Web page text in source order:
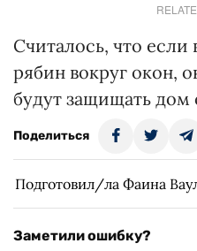
Считалось, что если
рябин вокруг окон,
будут защищать дом
Поделиться
Подготовил/ла Фаина
Заметили ошибку?